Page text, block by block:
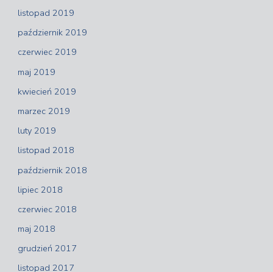
listopad 2019
październik 2019
czerwiec 2019
maj 2019
kwiecień 2019
marzec 2019
luty 2019
listopad 2018
październik 2018
lipiec 2018
czerwiec 2018
maj 2018
grudzień 2017
listopad 2017